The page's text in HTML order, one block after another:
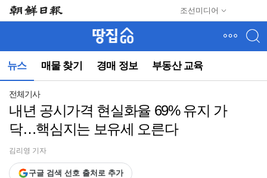
조선미디어
뉴스 매물 찾기 경매 정보 부동산 교육
뉴
(컨
전체기사
내년 공시가격 현실화율 69% 유지 가
닥…핵심지는 보유세 오른다
김리영 기자
구글 검색 선호 출처로 추가